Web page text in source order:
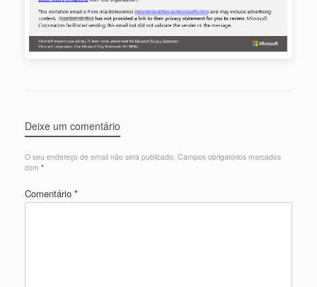
Deixe um comentário
O seu endereço de email não será publicado. Campos obrigatórios marcados
com *
Comentário *